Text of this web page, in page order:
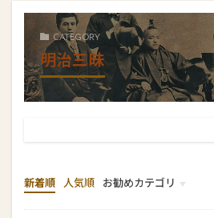
CATEGORY
明治三昧
新着順 人気順 お勧めカテゴリ
編集人の雑学
ねじまげシリーズ
新撰組八犬伝
江戸三昧
宇宙バンバン
恐怖の雑学